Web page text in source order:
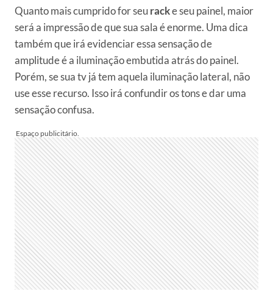
Quanto mais cumprido for seuracke seu painel, maior
será a impressão de que sua sala é enorme. Uma dica
também que irá evidenciar essa sensação de
amplitude é a iluminação embutida atrás do painel.
Porém, se sua tv já tem aquela iluminação lateral, não
use esse recurso. Isso irá confundir os tons e dar uma
sensação confusa.